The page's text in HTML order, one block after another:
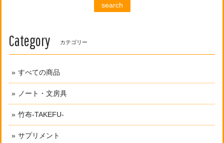
search
Category カテゴリー
すべての商品
ノート・文房具
竹布-TAKEFU-
サプリメント